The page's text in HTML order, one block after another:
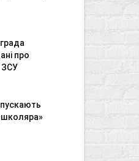
про
ЗСУ
школяра»